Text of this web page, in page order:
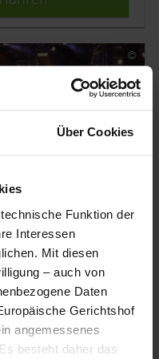
Über Cookies
Funktion der
Interessen
Mit diesen
– auch von
Daten
Gerichtshof
angemessenes
besteht daher das
2027
Unterkunft Ihrer
die Musi spielt"